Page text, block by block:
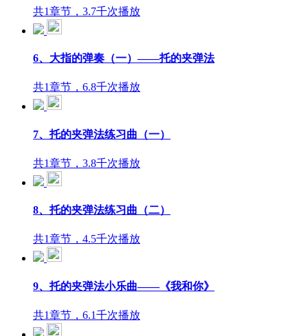
共1章节，3.7千次播放
6、大指的弹奏（一）——托的夹弹法
共1章节，6.8千次播放
7、托的夹弹法练习曲（一）
共1章节，3.8千次播放
8、托的夹弹法练习曲（二）
共1章节，4.5千次播放
9、托的夹弹法小乐曲——《我和你》
共1章节，6.1千次播放